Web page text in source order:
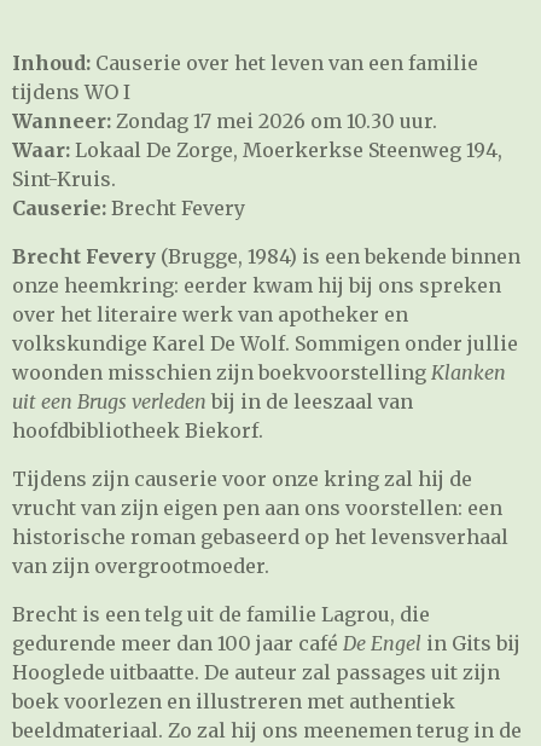
Inhoud: Causerie over het leven van een familie
tijdens WO I
Wanneer: Zondag 17 mei 2026 om 10.30 uur.
Waar: Lokaal De Zorge, Moerkerkse Steenweg 194,
Sint-Kruis.
Causerie: Brecht Fevery
Brecht Fevery (Brugge, 1984) is een bekende binnen
onze heemkring: eerder kwam hij bij ons spreken
over het literaire werk van apotheker en
volkskundige Karel De Wolf. Sommigen onder jullie
woonden misschien zijn boekvoorstelling Klanken
uit een Brugs verleden bij in de leeszaal van
hoofdbibliotheek Biekorf.
Tijdens zijn causerie voor onze kring zal hij de
vrucht van zijn eigen pen aan ons voorstellen: een
historische roman gebaseerd op het levensverhaal
van zijn overgrootmoeder.
Brecht is een telg uit de familie Lagrou, die
gedurende meer dan 100 jaar café De Engel in Gits bij
Hooglede uitbaatte. De auteur zal passages uit zijn
boek voorlezen en illustreren met authentiek
beeldmateriaal. Zo zal hij ons meenemen terug in de